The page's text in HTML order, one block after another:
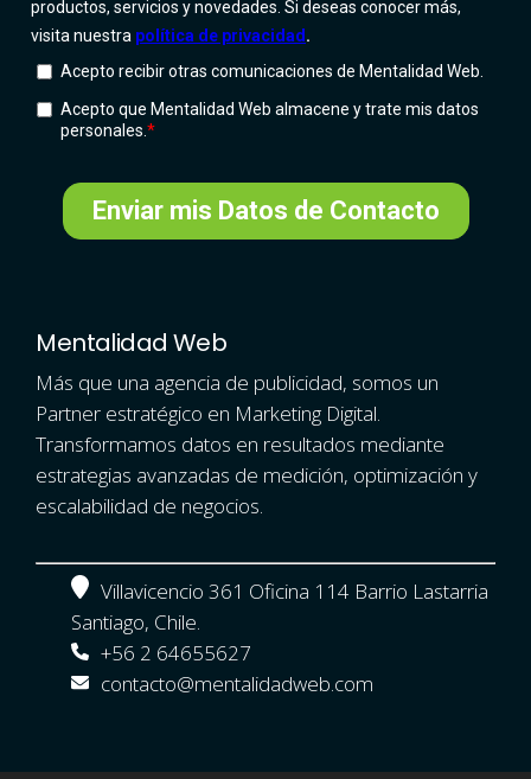
Mentalidad Web
Más que una agencia de publicidad, somos un
Partner estratégico en Marketing Digital.
Transformamos datos en resultados mediante
estrategias avanzadas de medición, optimización y
escalabilidad de negocios.
Villavicencio 361 Oficina 114 Barrio Lastarria
Santiago, Chile.
+56 2 64655627
contacto@mentalidadweb.com